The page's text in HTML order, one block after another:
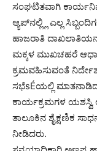
ಸಂಘಟಿತವಾಗಿ
ಆ್ಯಪ್‍ನಲ್ಲ್ಲಿ ಎಲ್ಲ
ಹಾಜರಾತಿ
ಮಕ್ಕಳ ಮುಖಚಹರೆ
ಕ್ರಮವಹಿಸುವಂತೆ
ಸಭೆsÉಯಲ್ಲಿ ಮಾತನಾಡಿದ
ಕಾರ್ಯಕ್ರಮಗಳ ಯಶಸ್ವಿ
ತಾಲೂಕಿನ ಶೈಕ್ಷಣಿಕ
ನೀಡಿದರು.